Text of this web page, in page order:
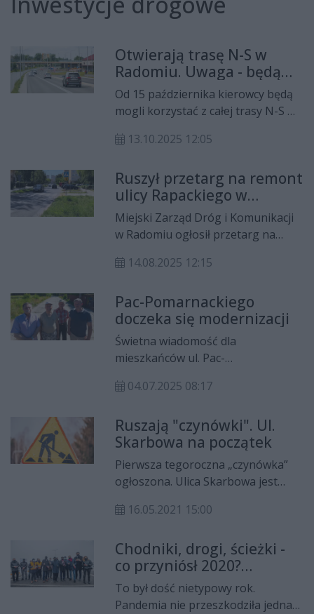
Otwierają trasę N-S w
Radomiu. Uwaga - będą
zmiany na trasach
autobusów
Od 15 października kierowcy będą
mogli korzystać z całej trasy N-S w
osiedlu Nad Potokiem. Takie
Zarząd Dróg i Komunikacji. Uwaga -
nastąpią zmiany w trasach kursów
autobusów.
13.10.2025 12:05
Ruszył przetarg na remont
ulicy Rapackiego w
Radomiu
Miejski Zarząd Dróg i Komunikacji
w Radomiu ogłosił przetarg na
ścieralnej ulicy Rapackiego,
Chrobrego do ul. Górniczej 3.
14.08.2025 12:15
Pac-Pomarnackiego
doczeka się modernizacji
Świetna wiadomość dla
mieszkańców ul. Pac-
roku droga zmieni się nie do
pobocza wysypane kruszywem.
04.07.2025 08:17
Ruszają "czynówki". Ul.
Skarbowa na początek
Pierwsza tegoroczna „czynówka”
ogłoszona. Ulica Skarbowa jest
Zarząd Dróg i Komunikacji chce
mieszkańcami Radomia.
16.05.2021 15:00
Chodniki, drogi, ścieżki -
co przyniósł 2020?
Podsumowanie MZDiK
To był dość nietypowy rok.
Pandemia nie przeszkodziła jednak